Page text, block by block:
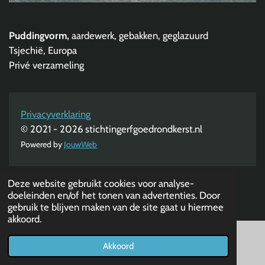
Deze website gebruikt cookies voor analyse-
doeleinden en/of het tonen van advertenties. Door
gebruik te blijven maken van de site gaat u hiermee
akkoord.
Akkoord
Puddingvorm, aardewerk, gebakken, geglazuurd
Tsjechië, Europa
Privé verzameling
Privacyverklaring
© 2021 - 2026 stichtingerfgoedrondkerst.nl
Powered by JouwWeb
Telefoonnummer